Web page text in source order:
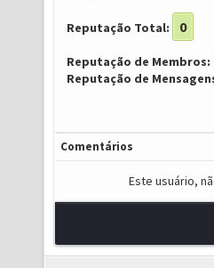
Reputação Total: 0
Reputação de Membros:
Reputação de
Comentários
Este usuário,